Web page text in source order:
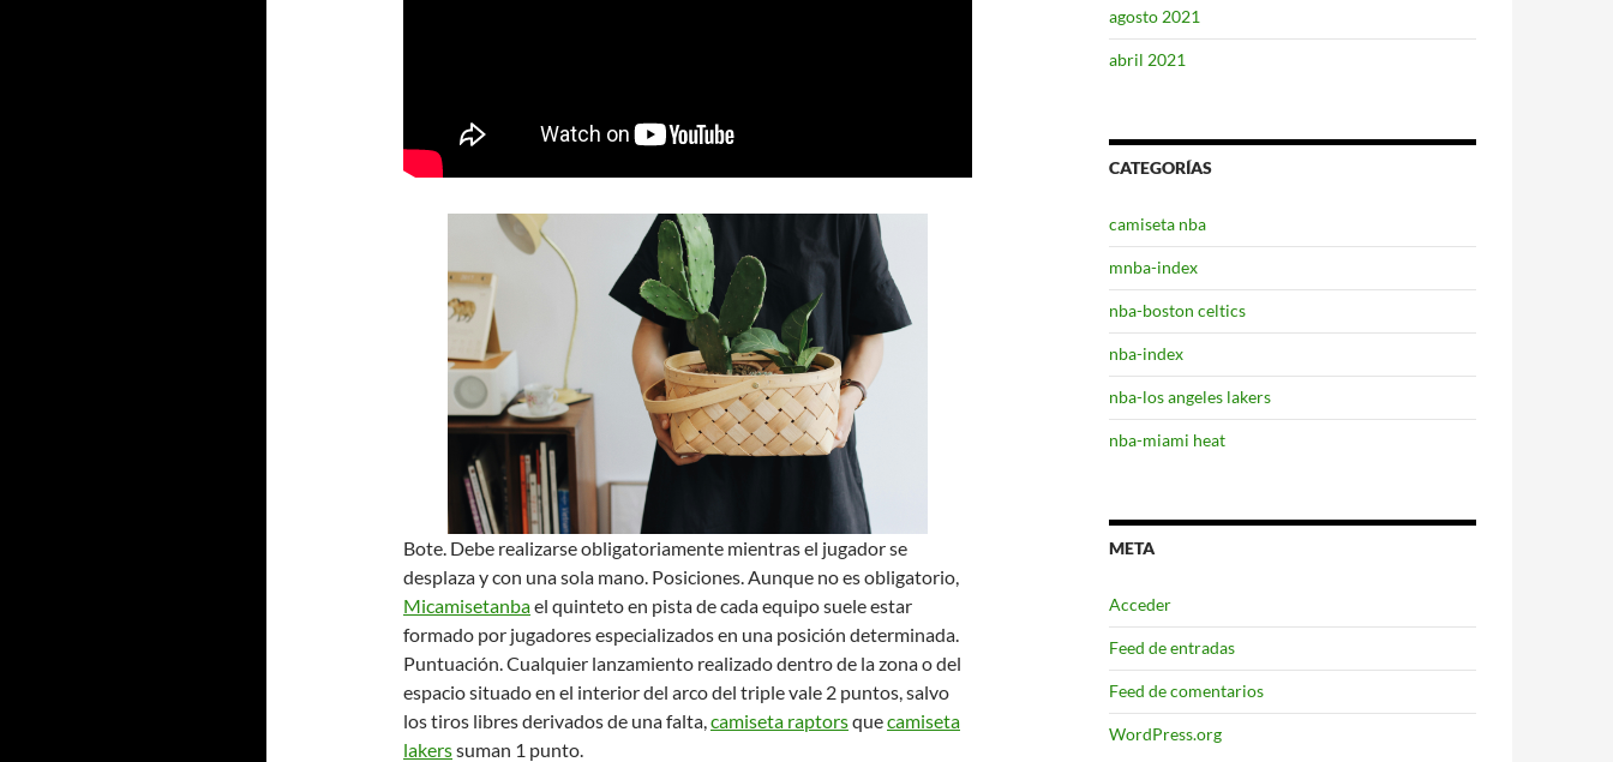
Bote. Debe realizarse obligatoriamente mientras el jugador se
desplaza y con una sola mano. Posiciones. Aunque no es obligatorio,
Micamisetanbael quinteto en pista de cada equipo suele estar
formado por jugadores especializados en una posición determinada.
Puntuación. Cualquier lanzamiento realizado dentro de la zona o del
espacio situado en el interior del arco del triple vale 2 puntos, salvo
los tiros libres derivados de una falta, camiseta raptorsquecamiseta
lakerssuman 1 punto.
agosto 2021
abril 2021
CATEGORÍAS
camiseta nba
mnba-index
nba-boston celtics
nba-index
nba-los angeles lakers
nba-miami heat
META
Acceder
Feed de entradas
Feed de comentarios
WordPress.org